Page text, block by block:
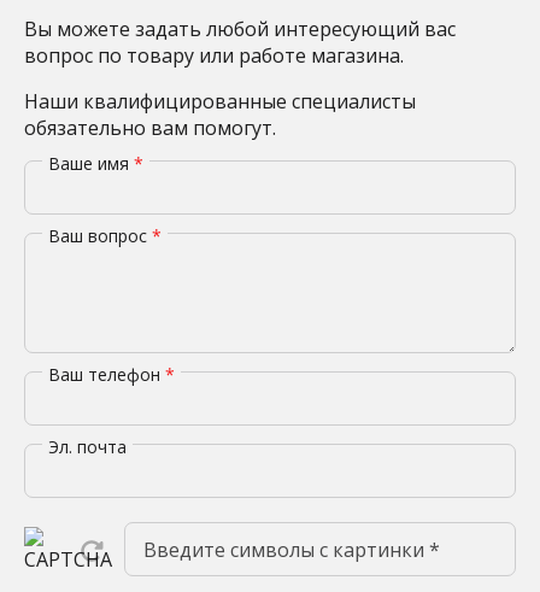
Вы можете задать любой интересующий вас
вопрос по товару или работе магазина.
Наши квалифицированные специалисты
обязательно вам помогут.
Ваше имя *
Ваш вопрос *
Ваш телефон *
Эл. почта